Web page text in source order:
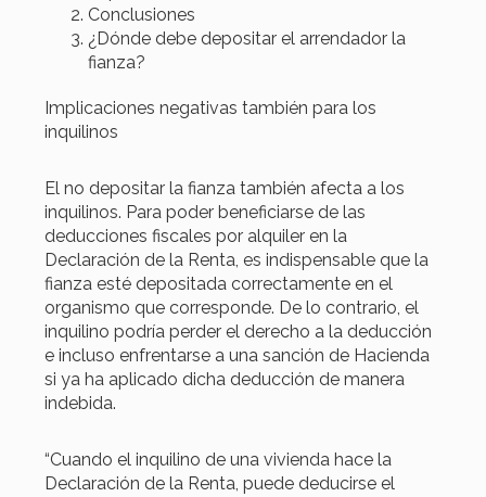
Conclusiones
¿Dónde debe depositar el arrendador la
fianza?
Implicaciones negativas también para los
inquilinos
El no depositar la fianza también afecta a los
inquilinos. Para poder beneficiarse de las
deducciones fiscales por alquiler en la
Declaración de la Renta, es indispensable que la
fianza esté depositada correctamente en el
organismo que corresponde. De lo contrario, el
inquilino podría perder el derecho a la deducción
e incluso enfrentarse a una sanción de Hacienda
si ya ha aplicado dicha deducción de manera
indebida.
“Cuando el inquilino de una vivienda hace la
Declaración de la Renta, puede deducirse el